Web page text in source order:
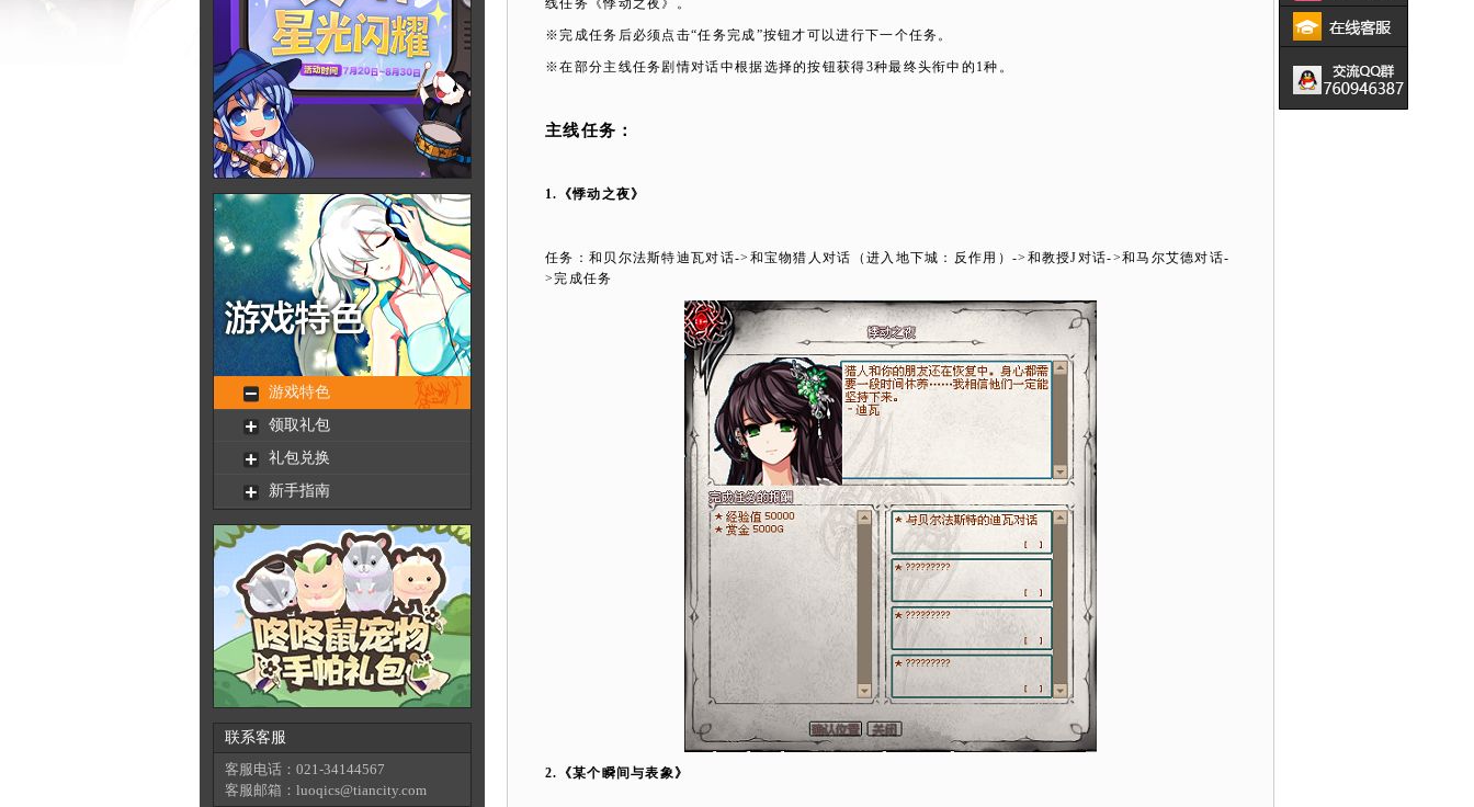
线任务《悸动之夜》。
※完成任务后必须点击“任务完成”按钮才可以进行下一个任务。
※在部分主线任务剧情对话中根据选择的按钮获得3种最终头衔中的 1种。
主线任务：
1. 《悸动之夜》
任务：和贝尔法斯特迪瓦对话-> 和宝物猎人对话（进入地下城：反作用） -> 和教授J对话->和马尔艾德对话-
>完成任务
2. 《某个瞬间与表象》